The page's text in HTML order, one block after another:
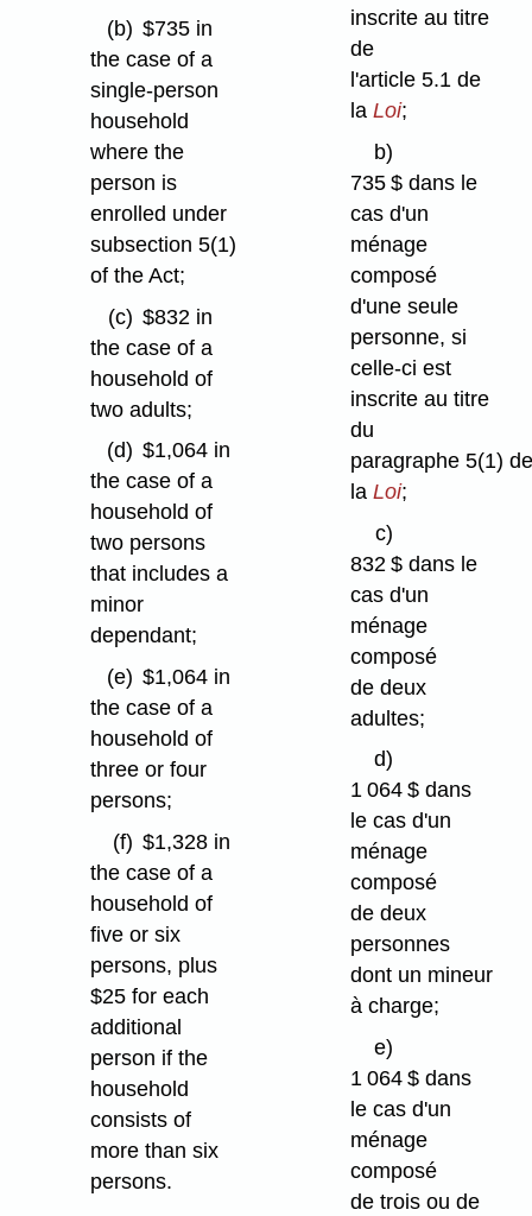
(b) $735 in
the case of a
single-person
household
where the
person is
enrolled under
subsection 5(1)
of the Act;
(c) $832 in
the case of a
household of
two adults;
(d) $1,064 in
the case of a
household of
two persons
that includes a
minor
dependant;
(e) $1,064 in
the case of a
household of
three or four
persons;
(f) $1,328 in
the case of a
household of
five or six
persons, plus
$25 for each
additional
person if the
household
consists of
more than six
persons.
inscrite au titre
de
l'article 5.1 de
laLoi;
b)
735 $ dans le
cas d'un
ménage
composé
d'une seule
personne, si
celle-ci est
inscrite au titre
du
paragraphe 5(1)
laLoi;
c)
832 $ dans le
cas d'un
ménage
composé
de deux
adultes;
d)
1 064 $ dans
le cas d'un
ménage
composé
de deux
personnes
dont un mineur
à charge;
e)
1 064 $ dans
le cas d'un
ménage
composé
de trois ou de